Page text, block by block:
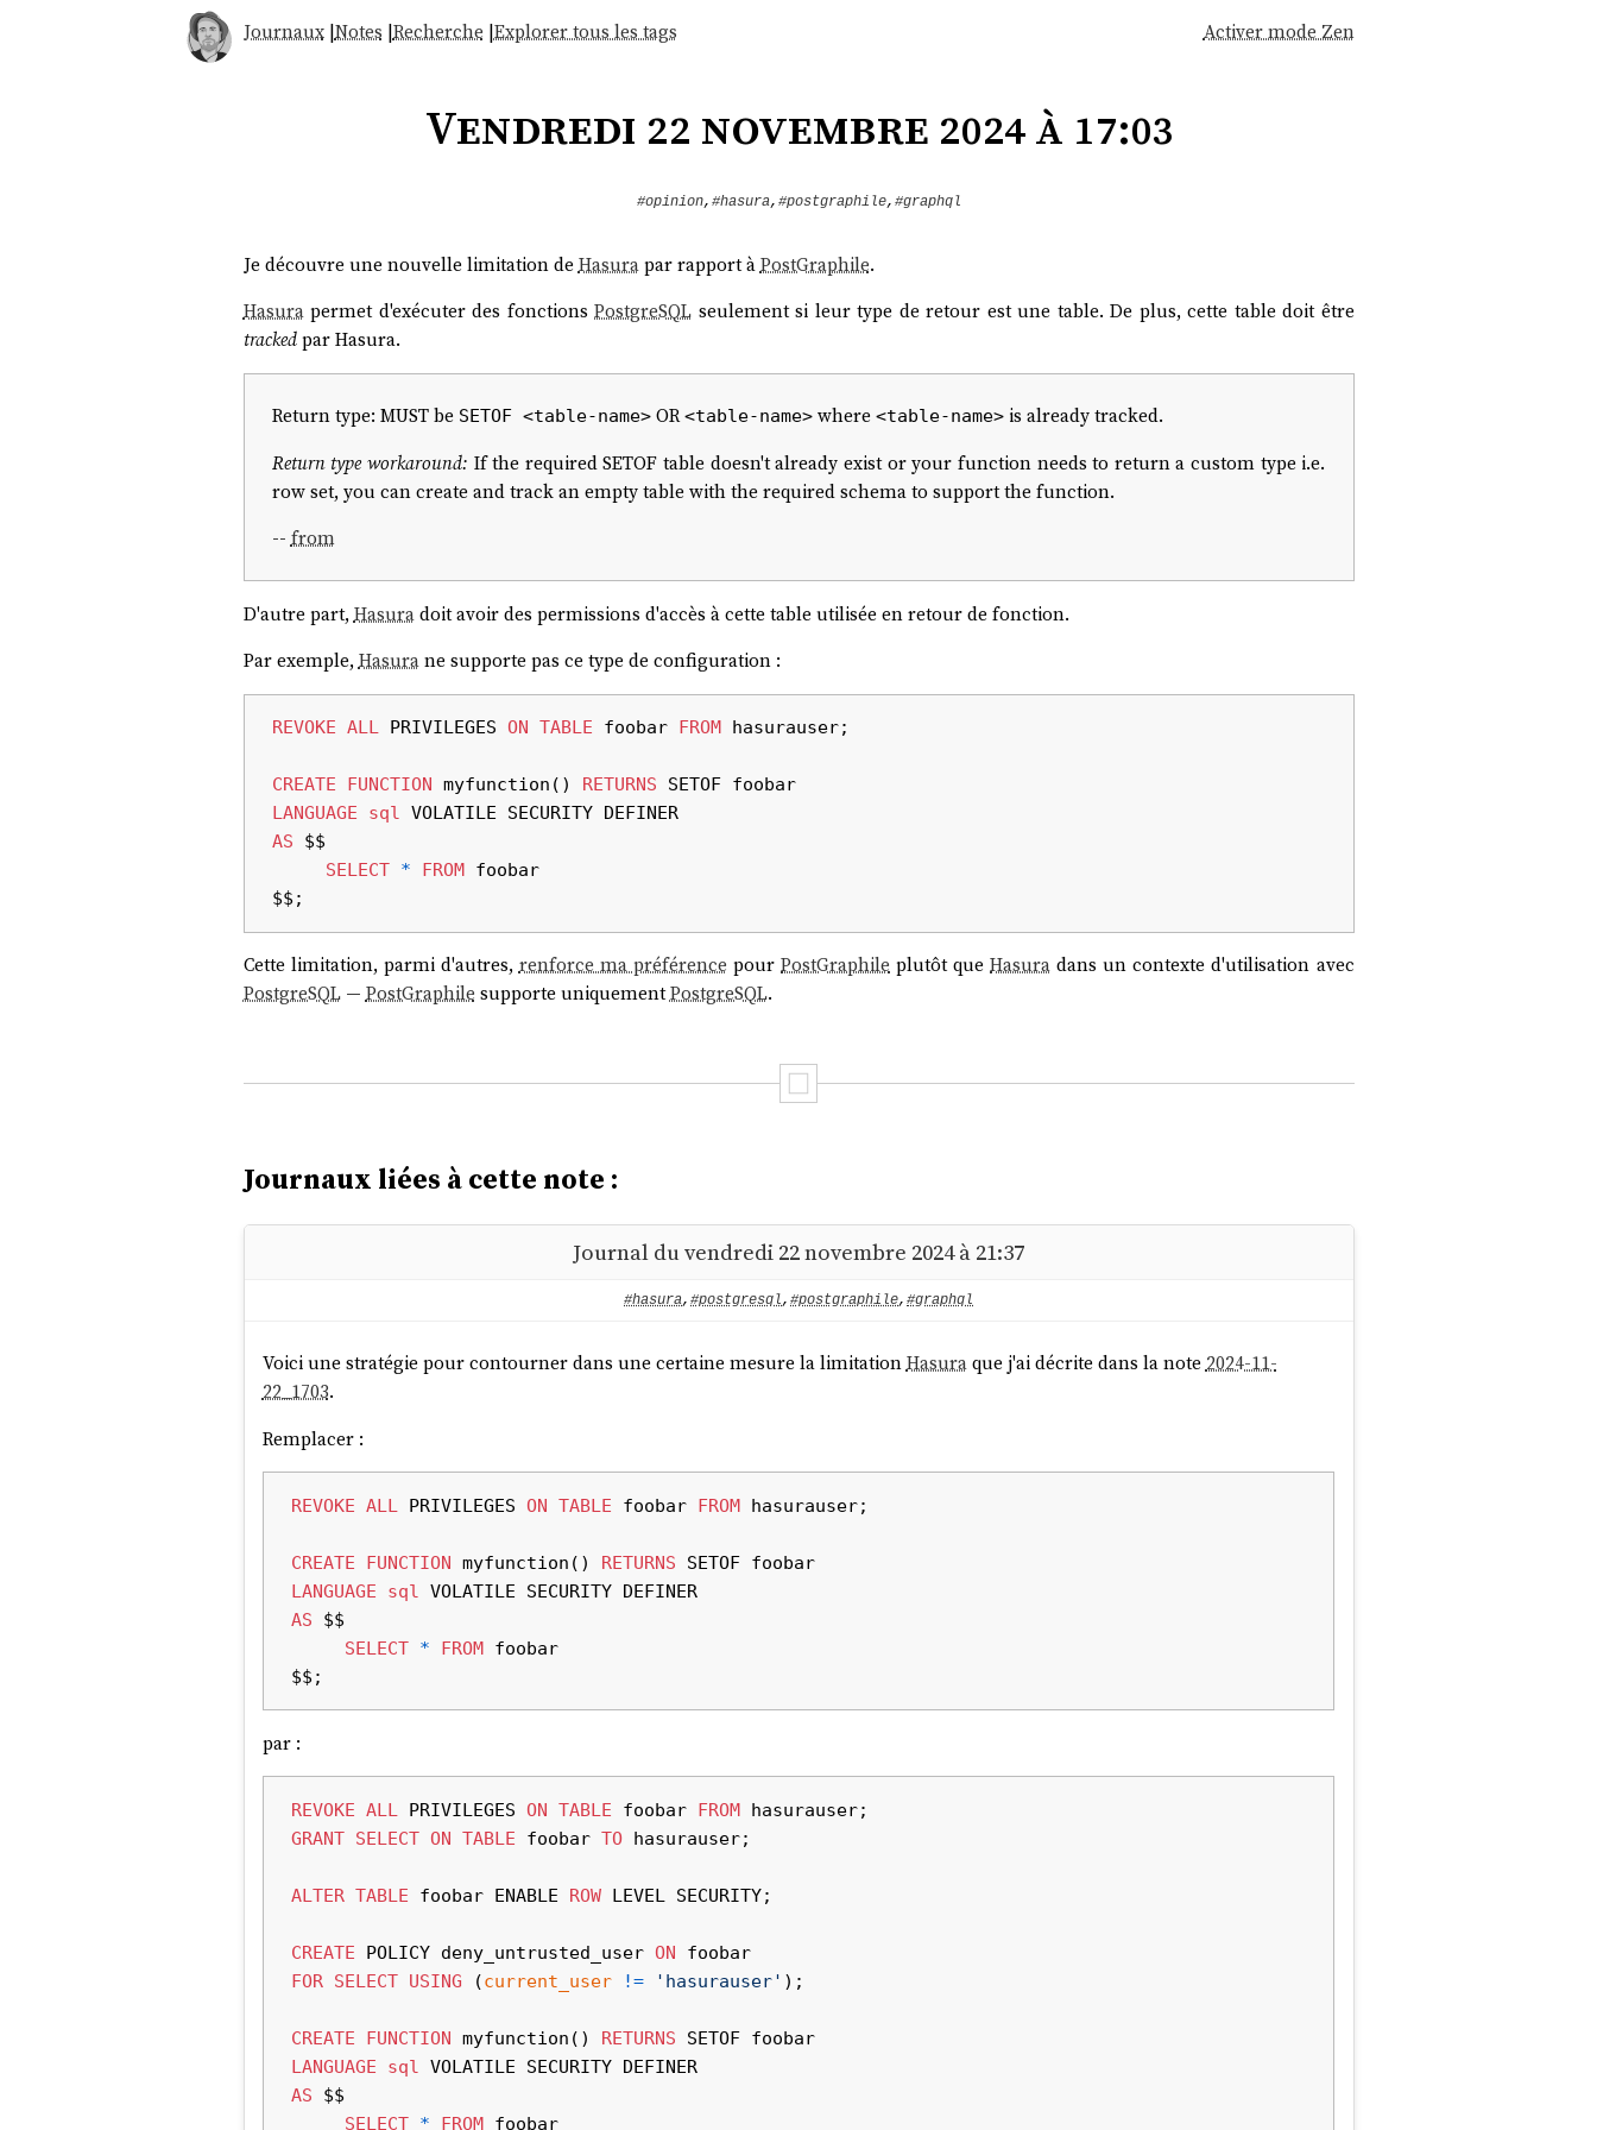
Journaux|Notes |Recherche |Explorer tous les tags Activer mode Zen
Vendredi 22 novembre 2024 à 17:03
#opinion, #hasura, #postgraphile, #graphql
Je découvre une nouvelle limitation de Hasurapar rapport àPostGraphile.
Hasurapermet d'exécuter des fonctions PostgreSQL seulement si leur type de retour est une table. De plus, cette table doit être
trackedpar Hasura.
Return type: MUST be SETOF <table-name>OR<table-name>where <table-name>is already tracked.
Return type workaround: If the required SETOF table doesn't already exist or your function needs to return a custom type i.e.
row set, you can create and track an empty table with the required schema to support the function.
-- from
D'autre part, Hasuradoit avoir des permissions d'accès à cette table utilisée en retour de fonction.
Par exemple,Hasurane supporte pas ce type de configuration :
REVOKE ALL PRIVILEGES ON TABLE foobar FROM hasurauser;
CREATE FUNCTION myfunction() RETURNS
SETOF foobar
LANGUAGE
sql
VOLATILE SECURITY DEFINER
AS $$
SELECT * FROM foobar
Cette limitation, parmi d'autres, renforce ma préférence pour PostGraphile plutôt queHasura dans un contexte d'utilisation avec
PostgreSQL— PostGraphile supporte uniquementPostgreSQL.
Journaux liées à cette note :
Journal du vendredi 22 novembre 2024 à 21:37
#hasura, #postgresql, #postgraphile, #graphql
Voici une stratégie pour contourner dans une certaine mesure la limitationHasuraque j'ai décrite dans la note2024-11-
22_1703.
Remplacer :
REVOKE ALL PRIVILEGES ON TABLE foobar FROM hasurauser;
CREATE FUNCTION myfunction() RETURNS
LANGUAGE
sql
AS $$
SELECT * FROM foobar
par :
REVOKE ALL PRIVILEGES ON TABLE foobar FROM
GRANT SELECT ON TABLE foobar TO hasurauser;
ALTER TABLE foobar ENABLE ROW LEVEL SECURITY;
CREATE POLICY deny_untrusted_user ON
FOR SELECT USING (current_user != 'hasurauser' );
CREATE FUNCTION myfunction() RETURNS
LANGUAGE
sql
AS $$
SELECT * FROM foobar